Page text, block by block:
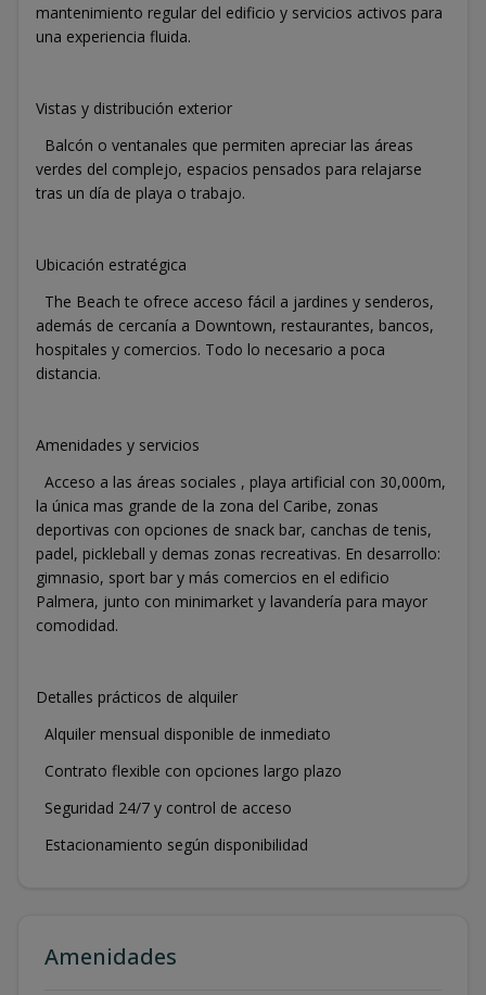
mantenimiento regular del edificio y servicios activos para
una experiencia fluida.
Vistas y distribución exterior
Balcón o ventanales que permiten apreciar las áreas
verdes del complejo, espacios pensados para relajarse
tras un día de playa o trabajo.
Ubicación estratégica
The Beach te ofrece acceso fácil a jardines y senderos,
además de cercanía a Downtown, restaurantes, bancos,
hospitales y comercios. Todo lo necesario a poca
distancia.
Amenidades y servicios
Acceso a las áreas sociales , playa artificial con 30,000m,
la única mas grande de la zona del Caribe, zonas
deportivas con opciones de snack bar, canchas de tenis,
padel, pickleball y demas zonas recreativas. En desarrollo:
gimnasio, sport bar y más comercios en el edificio
Palmera, junto con minimarket y lavandería para mayor
comodidad.
Detalles prácticos de alquiler
Alquiler mensual disponible de inmediato
Contrato flexible con opciones largo plazo
Seguridad 24/7 y control de acceso
Estacionamiento según disponibilidad
Amenidades